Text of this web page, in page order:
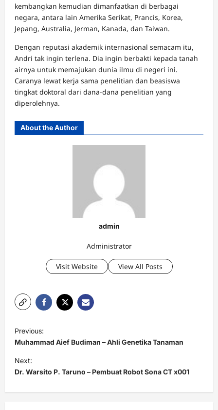
kembangkan kemudian dimanfaatkan di berbagai
negara, antara lain Amerika Serikat, Prancis, Korea,
Jepang, Australia, Jerman, Kanada, dan Taiwan.
Dengan reputasi akademik internasional semacam itu,
Andri tak ingin terlena. Dia ingin berbakti kepada tanah
airnya untuk memajukan dunia ilmu di negeri ini.
Caranya lewat kerja sama penelitian dan beasiswa
tingkat doktoral dari dana-dana penelitian yang
diperolehnya.
About the Author
admin
Administrator
Visit Website View All Posts
o
s
t
Previous:
Muhammad Aief Budiman – Ahli Genetika Tanaman
Next:
Dr. Warsito P. Taruno – Pembuat Robot Sona CT x001